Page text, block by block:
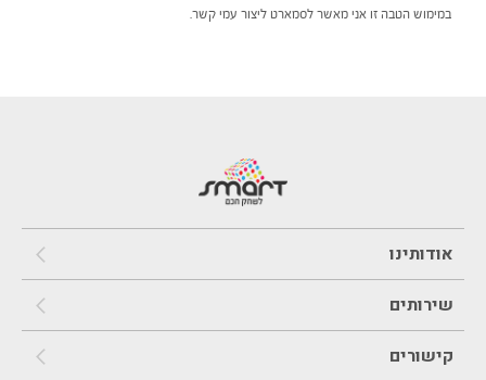
במימוש הטבה זו אני מאשר לסמארט ליצור עמי קשר.
אודותינו
שירותים
קישורים